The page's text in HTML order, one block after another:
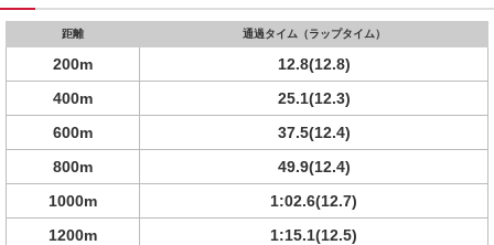
距離 通過タイム（ラップタイム）
200m
12.8(12.8)
400m
25.1(12.3)
600m
37.5(12.4)
800m
49.9(12.4)
1000m
1:02.6(12.7)
1200m
1:15.1(12.5)